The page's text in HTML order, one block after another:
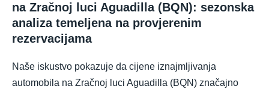
na Zračnoj luci Aguadilla (BQN): sezonska
analiza temeljena na provjerenim
rezervacijama
Naše iskustvo pokazuje da cijene iznajmljivanja
automobila na Zračnoj luci Aguadilla (BQN) značajno